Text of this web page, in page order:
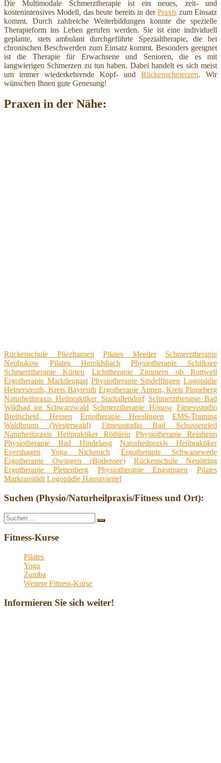
Die Multimodale Schmerztherapie ist ein neues, zeit- und
kostenintensives Modell, das heute bereits in derPraxis zum Einsatz
kommt. Durch zahlreiche Weiterbildungen konnte die spezielle
Therapieform ins Leben gerufen werden. Sie ist eine individuell
geplante, stets ambulant durchgeführte Spezialtherapie, die bei
chronischen Beschwerden zum Einsatz kommt. Besonders geeignet
ist die Therapie für Erwachsene und Senioren, die es mit
langwierigen Schmerzen zu tun haben. Dabei handelt es sich meist
um immer wiederkehrende Kopf- und Rückenschmerzen. Wir
wünschen Ihnen gute Genesung!
Praxen in der Nähe:
Rückenschule Pliezhausen Pilates Meeder
Schmerztherapie
Neubukow
Pilates Heroldsbach
Physiotherapie Schilksee
Schmerztherapie Kürten
Lichttherapie Zimmern ob Rottweil
Ergotherapie Marktleugast Physiotherapie Sindelfingen Logopädie
Heinersreuth, Kreis Bayreuth Ergotherapie Appen, Kreis Pinneberg
Naturheilpraxis Heilpraktiker Stadtallendorf Schmerztherapie Bad
Wildbad im Schwarzwald Schmerztherapie Hönow Fitnessstudio
Breitscheid, Hessen
Ergotherapie Heeslingen
EMS-Training
Waldbrunn (Westerwald)
Fitnessstudio Bad Schussenried
Naturheilpraxis Heilpraktiker Röthlein
Physiotherapie Reinheim
Physiotherapie Bad Hindelang
Naturheilpraxis Heilpraktiker
Evershagen
Yoga Nickenich
Ergotherapie Schwanewede
Ergotherapie Owingen (Bodensee)
Rückenschule Neuötting
Ergotherapie Plettenberg
Physiotherapie Engstingen
Pilates
Markranstädt Logopädie Hansaviertel
Suchen (Physio/Naturheilpraxis/Fitness und Ort):
Suche
nach:
Suchen
Fitness-Kurse
Pilates
Yoga
Zumba
Weitere Fitness-Kurse
Informieren Sie sich weiter!